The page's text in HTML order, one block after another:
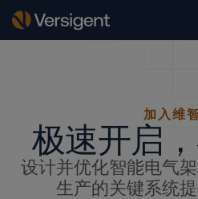
加入维
极速开启
设计并优化智能电气
生产的关键系统提